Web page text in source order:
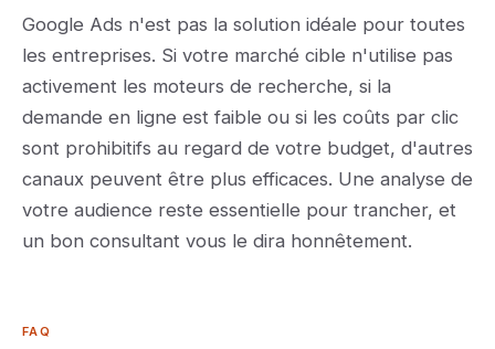
Google Ads n'est pas la solution idéale pour toutes
les entreprises. Si votre marché cible n'utilise pas
activement les moteurs de recherche, si la
demande en ligne est faible ou si les coûts par clic
sont prohibitifs au regard de votre budget, d'autres
canaux peuvent être plus efficaces. Une analyse de
votre audience reste essentielle pour trancher, et
un bon consultant vous le dira honnêtement.
FAQ